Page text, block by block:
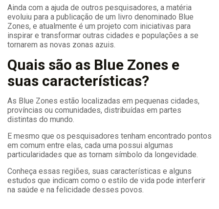
Ainda com a ajuda de outros pesquisadores, a matéria
evoluiu para a publicação de um livro denominado Blue
Zones, e atualmente é um projeto com iniciativas para
inspirar e transformar outras cidades e populações a se
tornarem as novas zonas azuis.
Quais são as Blue Zones e
suas características?
As Blue Zones estão localizadas em pequenas cidades,
províncias ou comunidades, distribuídas em partes
distintas do mundo.
E mesmo que os pesquisadores tenham encontrado pontos
em comum entre elas, cada uma possui algumas
particularidades que as tornam símbolo da longevidade.
Conheça essas regiões, suas características e alguns
estudos que indicam como o estilo de vida pode interferir
na saúde e na felicidade desses povos.